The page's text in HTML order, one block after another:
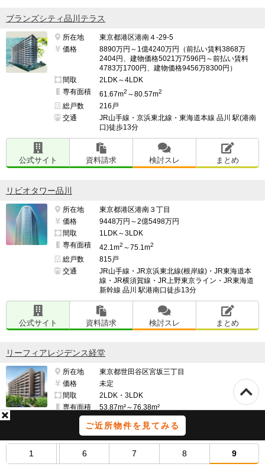
ご近所物件を見てみる
1 6 7 8 9
ブランズシティ品川テラス
所在地
東京都港区港南４-29-5
価格
8890万円～1億4240万円（前払い賃料3868万
2404円、建物価格5021万7596円～前払い賃料
4783万1700円、建物価格9456万8300円）
間取
2LDK～4LDK
専有面積
61.67m2 ～80.57m2
総戸数
216戸
交通
JR山手線・京浜東北線・東海道本線 品川 駅(港南
口)徒歩13分
公式サイト 資料請求 検討スレ まとめ
リビオタワー品川
所在地
東京都港区港南３丁目
価格
9448万円～2億5498万円
間取
1LDK～3LDK
専有面積
42.1m2 ～75.1m2
総戸数
815戸
交通
JR山手線・JR京浜東北線(根岸線)・JR東海道本
線・JR横須賀線・JR上野東京ライン・JR東海道
新幹線 品川 駅港南口徒歩13分
公式サイト 資料請求 検討スレ まとめ
リーフィアレジデンス経堂
所在地
東京都世田谷区宮坂三丁目
価格
未定
間取
2LDK・3LDK
専有面積
53.87m²～76.38m²
総戸数
120戸
小田急小田原線 経堂 駅 徒歩6分
公式サイト 資料請求 検討スレ まとめ